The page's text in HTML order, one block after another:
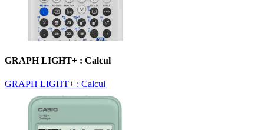
GRAPH LIGHT+ : Calcul
GRAPH LIGHT+ : Calcul